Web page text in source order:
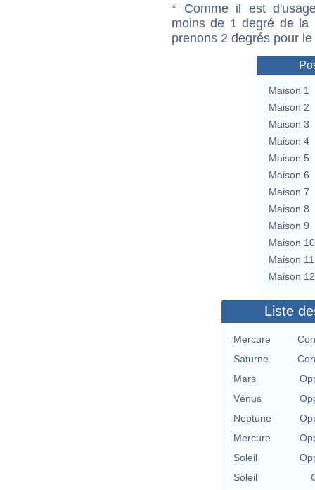
* Comme il est
moins de 1 degré de la
prenons 2 degrés pour
Maison 1
Maison 2
Maison 3
Maison 4
Maison 5
Maison 6
Maison 7
Maison 8
Maison 9
Maison 10
Maison 11
Maison 12
Liste
Mercure
Saturne
Mars
Vénus
Neptune
Mercure
Soleil
Soleil